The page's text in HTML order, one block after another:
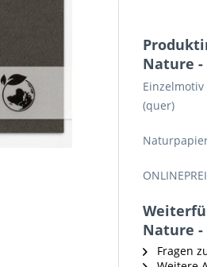
Nature
(quer)
Nature
Fragen